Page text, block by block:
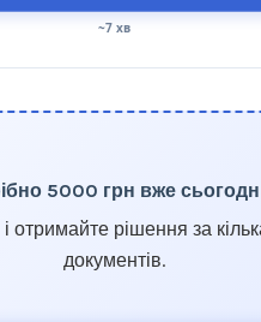
~7 хв
5000 грн вже
отримайте рішення за
документів.